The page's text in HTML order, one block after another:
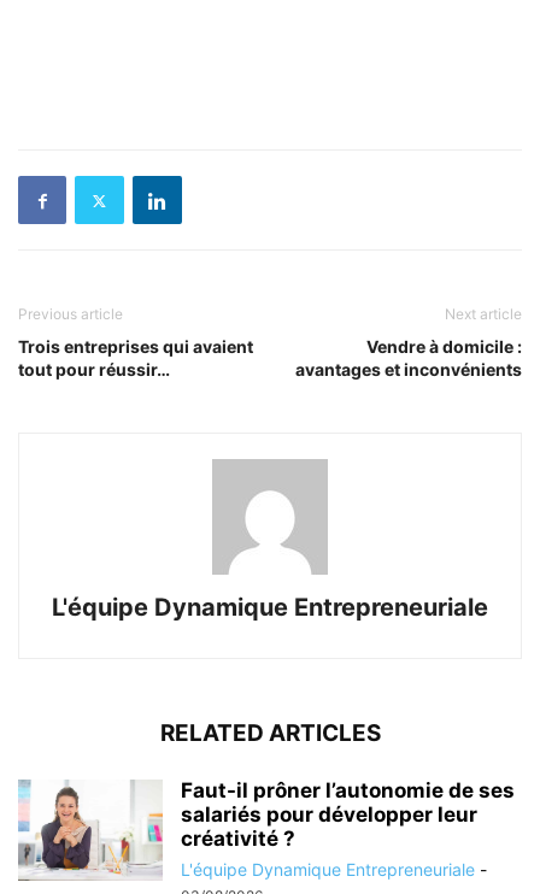
Previous article
Trois entreprises qui avaient
tout pour réussir…
Next article
Vendre à domicile :
avantages et inconvénients
L'équipe Dynamique Entrepreneuriale
RELATED ARTICLES
Faut-il prôner l’autonomie de ses
salariés pour développer leur
créativité ?
L'équipe Dynamique Entrepreneuriale -